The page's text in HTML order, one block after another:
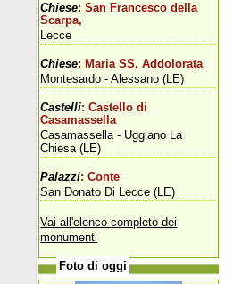
Chiese: San Francesco della
Scarpa,
Lecce
Chiese: Maria SS. Addolorata
Montesardo - Alessano (LE)
Castelli: Castello di
Casamassella
Casamassella - Uggiano La
Chiesa (LE)
Palazzi: Conte
San Donato Di Lecce (LE)
Vai all'elenco completo dei
monumenti
Foto di oggi